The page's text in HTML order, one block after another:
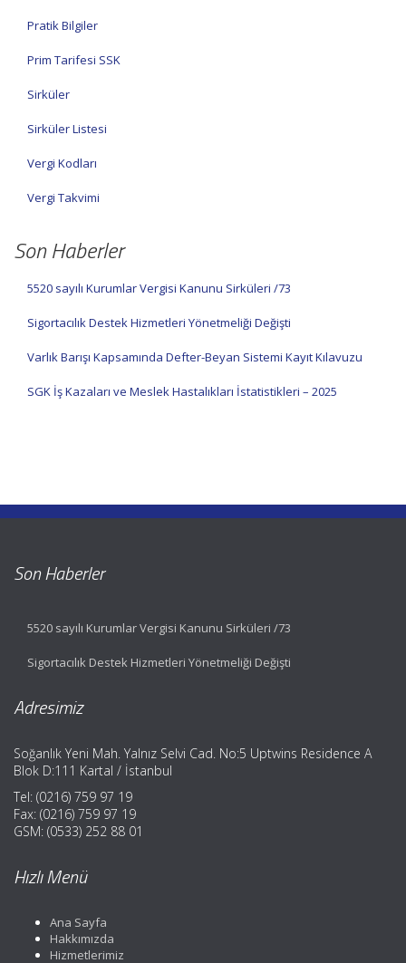
Pratik Bilgiler
Prim Tarifesi SSK
Sirküler
Sirküler Listesi
Vergi Kodları
Vergi Takvimi
Son Haberler
5520 sayılı Kurumlar Vergisi Kanunu Sirküleri /73
Sigortacılık Destek Hizmetleri Yönetmeliği Değişti
Varlık Barışı Kapsamında Defter-Beyan Sistemi Kayıt Kılavuzu
SGK İş Kazaları ve Meslek Hastalıkları İstatistikleri – 2025
Son Haberler
5520 sayılı Kurumlar Vergisi Kanunu Sirküleri /73
Sigortacılık Destek Hizmetleri Yönetmeliği Değişti
Adresimiz
Soğanlık Yeni Mah. Yalnız Selvi Cad. No:5 Uptwins Residence A
Blok D:111 Kartal / İstanbul
Tel: (0216) 759 97 19
Fax: (0216) 759 97 19
GSM: (0533) 252 88 01
Hızlı Menü
Ana Sayfa
Hakkımızda
Hizmetlerimiz